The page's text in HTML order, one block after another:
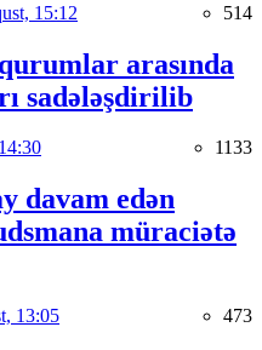
15:12 514
arasında
sadələşdirilib
1133
davam edən
müraciətə
13:05 473